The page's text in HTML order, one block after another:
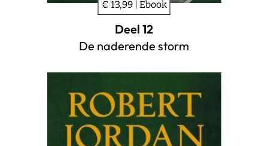
€ 13,99 | Ebook
Deel 12
De naderende storm